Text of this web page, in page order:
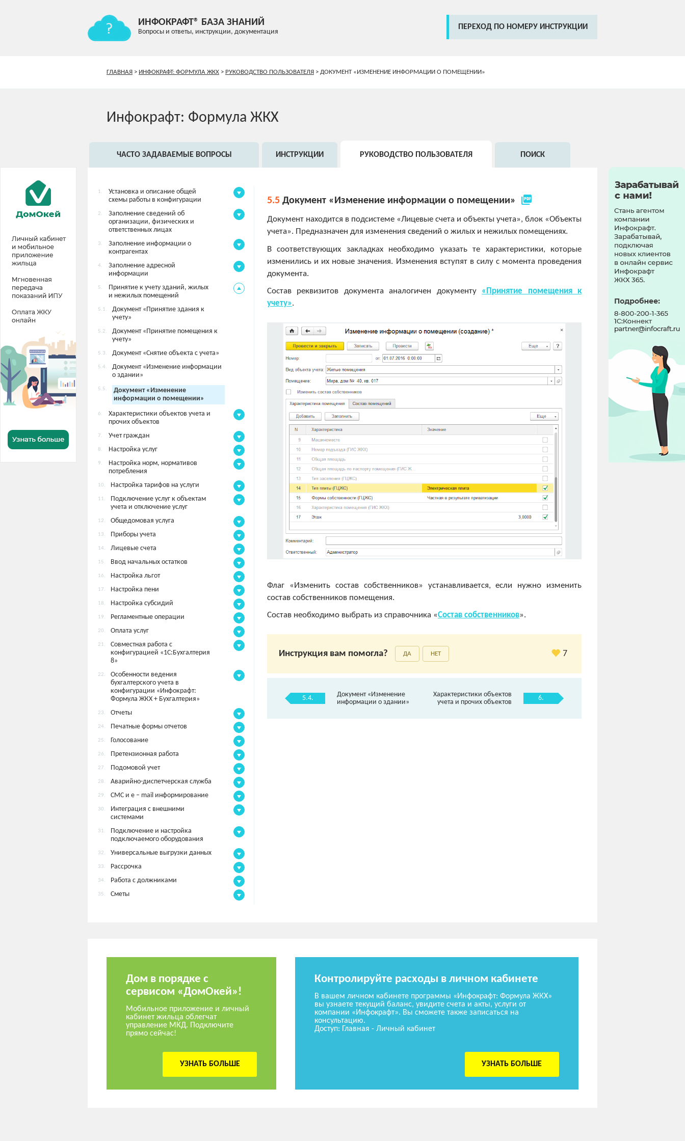
ИНФОКРАФТ® БАЗА ЗНАНИЙ
Вопросы и ответы, инструкции, документация
ПЕРЕХОД ПО НОМЕРУ ИНСТРУКЦИИ
ГЛАВНАЯ > ИНФОКРАФТ: ФОРМУЛА ЖКХ > РУКОВОДСТВО ПОЛЬЗОВАТЕЛЯ >ДОКУМЕНТ «ИЗМЕНЕНИЕ ИНФОРМАЦИИ О ПОМЕЩЕНИИ»
Инфокрафт: Формула ЖКХ
ЧАСТО ЗАДАВАЕМЫЕ ВОПРОСЫ ИНСТРУКЦИИ РУКОВОДСТВО ПОЛЬЗОВАТЕЛЯ ПОИСК
1.
Установка и описание общей
схемы работы в конфигурации
2.
Заполнение сведений об
организации, физических и
ответственных лицах
3.
Заполнение информации о
контрагентах
4.
Заполнение адресной
информации
5.
Принятие к учету зданий, жилых
и нежилых помещений
5.1.
Документ «Принятие здания к
учету»
5.2.
Документ «Принятие помещения к
учету»
5.3. Документ «Снятие объекта с учета»
5.4.
Документ «Изменение информации
о здании»
5.5.
Документ «Изменение
информации о помещении»
6.
Характеристики объектов учета и
прочих объектов
7. Учет граждан
8. Настройка услуг
9.
Настройка норм, нормативов
потребления
10. Настройка тарифов на услуги
11.
Подключение услуг к объектам
учета и отключение услуг
12. Общедомовая услуга
13. Приборы учета
14. Лицевые счета
15. Ввод начальных остатков
16. Настройка льгот
17. Настройка пени
18. Настройка субсидий
19. Регламентные операции
20. Оплата услуг
21.
Совместная работа с
конфигурацией «1С:Бухгалтерия
8»
22.
Особенности ведения
бухгалтерского учета в
конфигурации «Инфокрафт:
Формула ЖКХ + Бухгалтерия»
23. Отчеты
24. Печатные формы отчетов
25. Голосование
26. Претензионная работа
27. Подомовой учет
28. Аварийно-диспетчерская служба
29. СМС и e – mail информирование
30.
Интеграция с внешними
системами
31.
Подключение и настройка
подключаемого оборудования
32. Универсальные выгрузки данных
33. Рассрочка
34. Работа с должниками
35. Сметы
5.5 Документ «Изменение информации о помещении» picture_as_pdf
Документ находится в подсистеме «Лицевые счета и объекты учета», блок «Объекты
учета». Предназначен для изменения сведений о жилых и нежилых помещениях.
В соответствующих закладках необходимо указать те характеристики, которые
изменились и их новые значения. Изменения вступят в силу с момента проведения
документа.
Состав реквизитов документа аналогичен документу «Принятие помещения к
учету».
Флаг «Изменить состав собственников» устанавливается, если нужно изменить
состав собственников помещения.
Состав необходимо выбрать из справочника «Состав собственников».
Инструкция вам помогла? ДА НЕТ 7
5.4.
Документ «Изменение
информации о здании»
Характеристики объектов
учета и прочих объектов
6.
Дом в порядке с
сервисом «ДомОкей»!
Мобильное приложение и личный
кабинет жильца облегчат
управление МКД. Подключите
прямо сейчас!
УЗНАТЬ БОЛЬШЕ
Контролируйте расходы в личном кабинете
В вашем личном кабинете программы «Инфокрафт: Формула ЖКХ»
вы узнаете текущий баланс, увидите счета и акты, услуги от
компании «Инфокрафт». Вы сможете также записаться на
консультацию.
Доступ: Главная - Личный кабинет
УЗНАТЬ БОЛЬШЕ